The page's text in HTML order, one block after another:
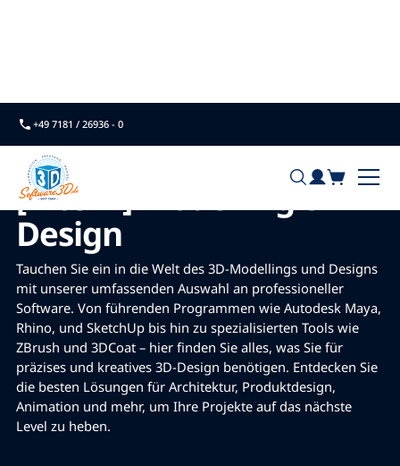
+49 7181 / 26936 - 0
Home
[intern] Modelling &
Design
Tauchen Sie ein in die Welt des 3D-Modellings und Designs
mit unserer umfassenden Auswahl an professioneller
Software. Von führenden Programmen wie Autodesk Maya,
Rhino, und SketchUp bis hin zu spezialisierten Tools wie
ZBrush und 3DCoat – hier finden Sie alles, was Sie für
präzises und kreatives 3D-Design benötigen. Entdecken Sie
die besten Lösungen für Architektur, Produktdesign,
Animation und mehr, um Ihre Projekte auf das nächste
Level zu heben.